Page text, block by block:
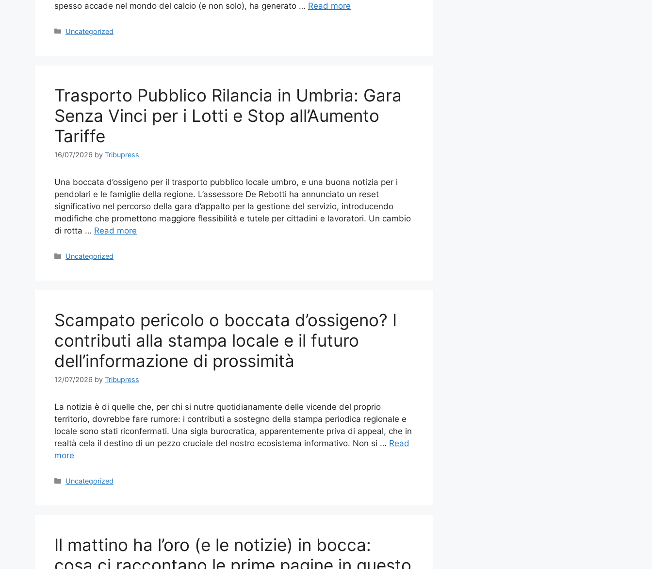
spesso accade nel mondo del calcio (e non solo), ha generato … Read more
Categories
Uncategorized
Trasporto Pubblico Rilancia in Umbria: Gara
Senza Vinci per i Lotti e Stop all’Aumento
Tariffe
16/07/2026 by Tribupress
Una boccata d’ossigeno per il trasporto pubblico locale umbro, e una buona notizia per i
pendolari e le famiglie della regione. L’assessore De Rebotti ha annunciato un reset
significativo nel percorso della gara d’appalto per la gestione del servizio, introducendo
modifiche che promettono maggiore flessibilità e tutele per cittadini e lavoratori. Un cambio
di rotta … Read more
Categories
Uncategorized
Scampato pericolo o boccata d’ossigeno? I
contributi alla stampa locale e il futuro
dell’informazione di prossimità
12/07/2026 by Tribupress
La notizia è di quelle che, per chi si nutre quotidianamente delle vicende del proprio
territorio, dovrebbe fare rumore: i contributi a sostegno della stampa periodica regionale e
locale sono stati riconfermati. Una sigla burocratica, apparentemente priva di appeal, che in
realtà cela il destino di un pezzo cruciale del nostro ecosistema informativo. Non si … Read
more
Categories
Uncategorized
Il mattino ha l’oro (e le notizie) in bocca: